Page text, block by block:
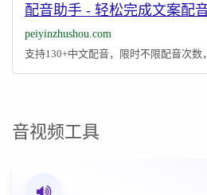
配音助手 - 轻松完成文案配
peiyinzhushou.com
支持130+中文配音，限时不限配音次数
音视频工具